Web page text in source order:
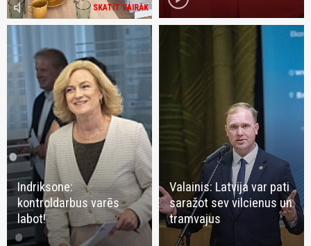
SKATĪT VAIRĀK
volume_mute
Indriksone:
kontroldarbus varēs
labot!
Valainis: Latvija var pati
saražot sev vilcienus un
tramvajus